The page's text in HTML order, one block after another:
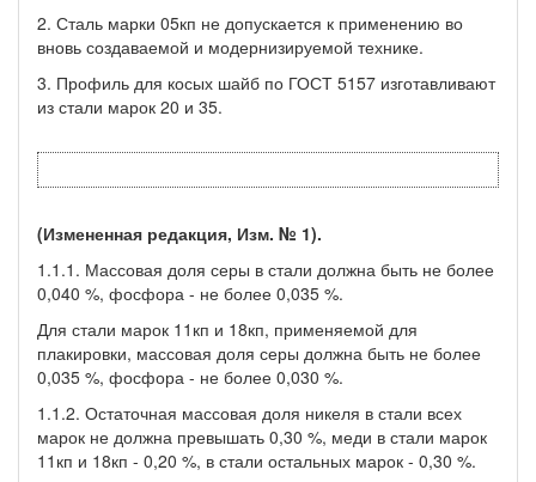
2. Сталь марки 05кп не допускается к применению во
вновь создаваемой и модернизируемой технике.
3. Профиль для косых шайб по ГОСТ 5157 изготавливают
из стали марок 20 и 35.
(Измененная редакция, Изм. № 1).
1.1.1. Массовая доля серы в стали должна быть не более
0,040 %, фосфора - не более 0,035 %.
Для стали марок 11кп и 18кп, применяемой для
плакировки, массовая доля серы должна быть не более
0,035 %, фосфора - не более 0,030 %.
1.1.2. Остаточная массовая доля никеля в стали всех
марок не должна превышать 0,30 %, меди в стали марок
11кп и 18кп - 0,20 %, в стали остальных марок - 0,30 %.